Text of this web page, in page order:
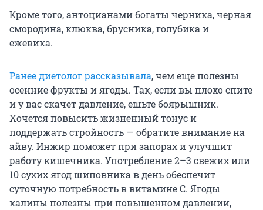
Кроме того, антоцианами богаты черника, черная
смородина, клюква, брусника, голубика и
ежевика.
Ранее диетолог рассказывала, чем еще полезны
осенние фрукты и ягоды. Так, если вы плохо спите
и у вас скачет давление, ешьте боярышник.
Хочется повысить жизненный тонус и
поддержать стройность — обратите внимание на
айву. Инжир поможет при запорах и улучшит
работу кишечника. Употребление 2–3 свежих или
10 сухих ягод шиповника в день обеспечит
суточную потребность в витамине С. Ягоды
калины полезны при повышенном давлении,